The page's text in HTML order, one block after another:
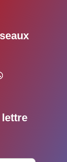
lettre